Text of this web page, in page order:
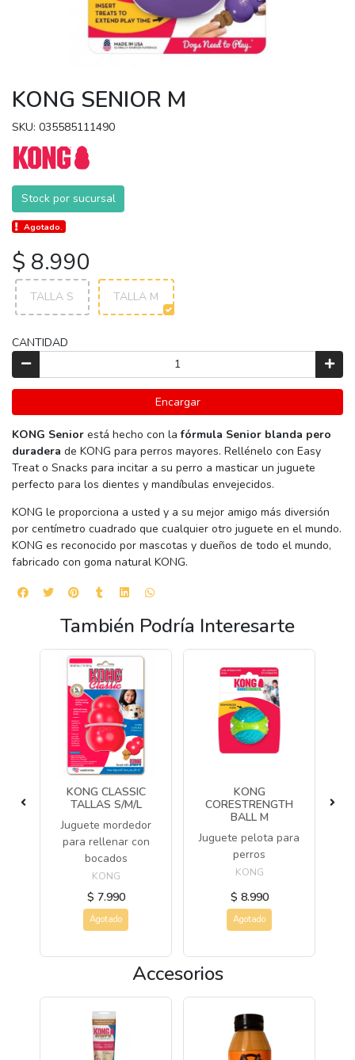
KONG SENIOR M
SKU: 035585111490
Stock por sucursal
Agotado.
$ 8.990
TALLA S TALLA M
CANTIDAD
Encargar
KONG Senior está hecho con la fórmula Senior blanda pero
duradera de KONG para perros mayores. Rellénelo con Easy
Treat o Snacks para incitar a su perro a masticar un juguete
perfecto para los dientes y mandíbulas envejecidos.
KONG le proporciona a usted y a su mejor amigo más diversión
por centímetro cuadrado que cualquier otro juguete en el mundo.
KONG es reconocido por mascotas y dueños de todo el mundo,
fabricado con goma natural KONG.
También Podría Interesarte
KONG CLASSIC
TALLAS S/M/L
Juguete mordedor
para rellenar con
bocados
KONG
$ 7.990
Agotado
KONG
CORESTRENGTH
BALL M
Juguete pelota para
perros
KONG
$ 8.990
Agotado
Accesorios